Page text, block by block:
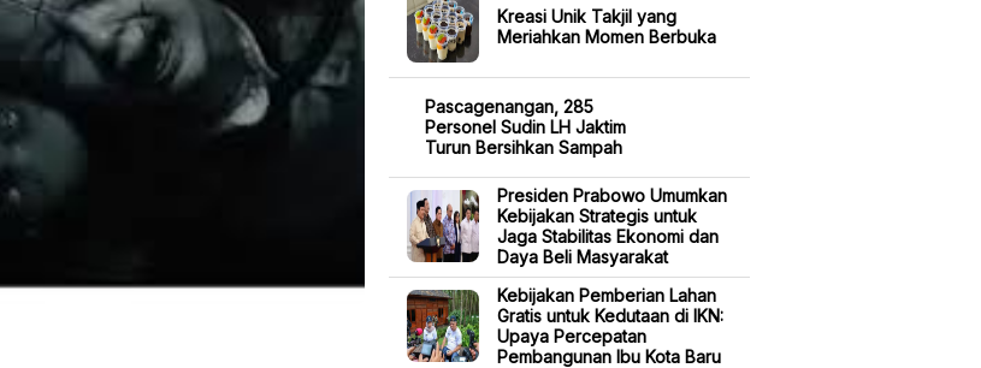
Kreasi Unik Takjil yang
Meriahkan Momen Berbuka
Pascagenangan, 285
Personel Sudin LH Jaktim
Turun Bersihkan Sampah
Presiden Prabowo Umumkan
Kebijakan Strategis untuk
Jaga Stabilitas Ekonomi dan
Daya Beli Masyarakat
Kebijakan Pemberian Lahan
Gratis untuk Kedutaan di IKN:
Upaya Percepatan
Pembangunan Ibu Kota Baru